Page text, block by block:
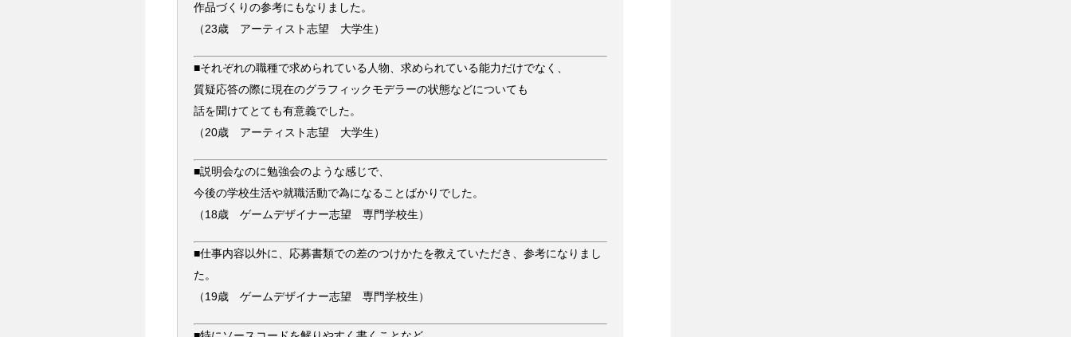
作品づくりの参考にもなりました。
（23歳 アーティスト志望 大学生）
■それぞれの職種で求められている人物、求められている能力だけでなく、
質疑応答の際に現在のグラフィックモデラーの状態などについても
話を聞けてとても有意義でした。
（20歳 アーティスト志望 大学生）
■説明会なのに勉強会のような感じで、
今後の学校生活や就職活動で為になることばかりでした。
（18歳 ゲームデザイナー志望 専門学校生）
■仕事内容以外に、応募書類での差のつけかたを教えていただき、参考になりまし
た。
（19歳 ゲームデザイナー志望 専門学校生）